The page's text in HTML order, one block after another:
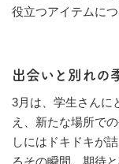
役立つアイテムに
出会いと別れの
3月は、学生さんに
え、新たな場所で
しにはドキドキが